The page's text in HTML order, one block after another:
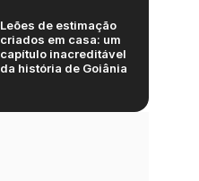
Leões de estimação
criados em casa: um
capítulo inacreditável
da história de Goiânia